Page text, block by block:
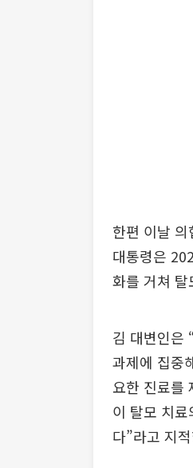
한편 이날
대통령은
화를 거쳐
김 대변인은
과제에 집중
요한 진료를
이 탈모 치
다”라고 지